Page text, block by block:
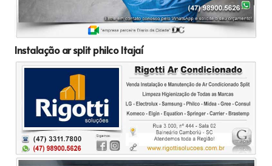
Instalação ar split philco Itajaí